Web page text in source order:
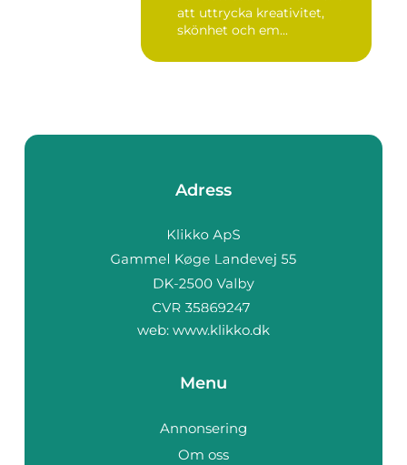
att uttrycka kreativitet,
skönhet och em...
Adress
web: www.klikko.dk
Menu
Annonsering
Om oss